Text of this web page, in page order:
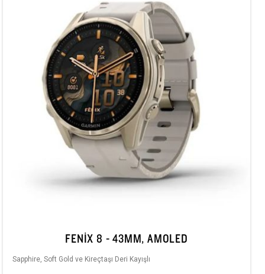
FENIX 8 - 43MM, AMOLED
Sapphire, Soft Gold ve Kireçtaşı Deri Kayışlı